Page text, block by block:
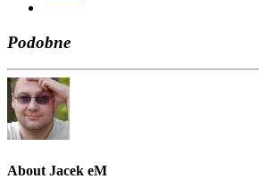
Podobne
About Jacek eM